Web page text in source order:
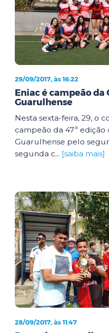
29/09/2017, às 16:22
Eniac é campeão da
Guarulhense
Nesta sexta-feira, 29, o
campeão da 47ª
Guarulhense pelo
segunda c... [saiba mais]
28/09/2017, às 11:47